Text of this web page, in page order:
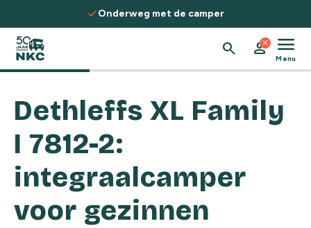
Spring naar de inhoud
checkOnderweg met de camper
search person
close menu
Menu
Dethleffs XL Family
I 7812-2:
integraalcamper
voor gezinnen